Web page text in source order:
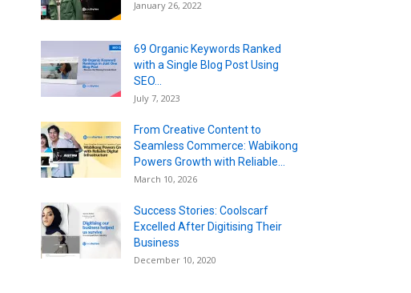
January 26, 2022
69 Organic Keywords Ranked
with a Single Blog Post Using
SEO...
July 7, 2023
From Creative Content to
Seamless Commerce: Wabikong
Powers Growth with Reliable...
March 10, 2026
Success Stories: Coolscarf
Excelled After Digitising Their
Business
December 10, 2020